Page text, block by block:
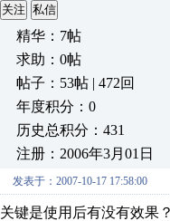
关注 私信
精华：7帖
求助：0帖
帖子：53帖 | 472回
年度积分：0
历史总积分：431
注册：2006年3月01日
发表于：2007-10-17 17:58:00
关键是使用后有没有效果